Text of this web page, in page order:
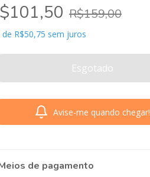
R$159,00
de R$50,75 sem juros
Avise-me quando chegar!
de pagamento